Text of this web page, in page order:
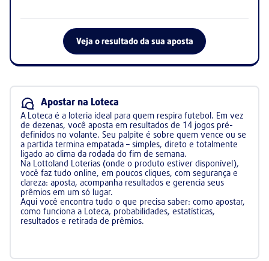
Veja o resultado da sua aposta
Apostar na Loteca
A Loteca é a loteria ideal para quem respira futebol. Em vez
de dezenas, você aposta em resultados de 14 jogos pré-
definidos no volante. Seu palpite é sobre quem vence ou se
a partida termina empatada – simples, direto e totalmente
ligado ao clima da rodada do fim de semana.
Na Lottoland Loterias (onde o produto estiver disponível),
você faz tudo online, em poucos cliques, com segurança e
clareza: aposta, acompanha resultados e gerencia seus
prêmios em um só lugar.
Aqui você encontra tudo o que precisa saber: como apostar,
como funciona a Loteca, probabilidades, estatísticas,
resultados e retirada de prêmios.